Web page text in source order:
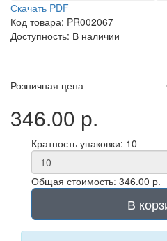
Скачать PDF
Код товара: PR002067
Доступность: В наличии
Розничная цена
346.00 р.
Кратность упаковки: 10
Общая стоимость: 346.00 р.
В